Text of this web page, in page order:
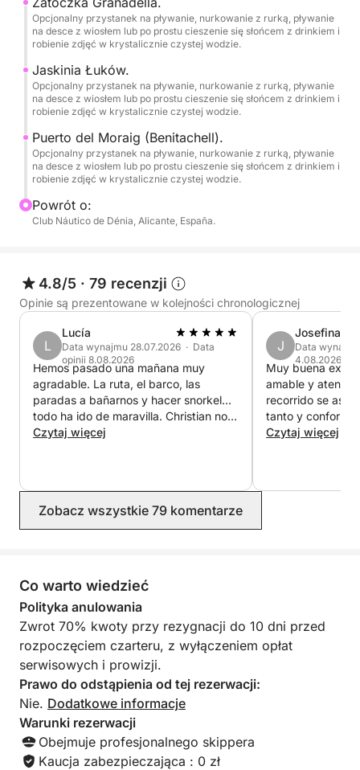
Opcjonalny przystanek na pływanie, nurkowanie z rurką, pływanie
na desce z wiosłem lub po prostu cieszenie się słońcem z drinkiem i
robienie zdjęć w krystalicznie czystej wodzie.
Jaskinia Łuków.
Opcjonalny przystanek na pływanie, nurkowanie z rurką, pływanie
na desce z wiosłem lub po prostu cieszenie się słońcem z drinkiem i
robienie zdjęć w krystalicznie czystej wodzie.
Puerto del Moraig (Benitachell).
Opcjonalny przystanek na pływanie, nurkowanie z rurką, pływanie
na desce z wiosłem lub po prostu cieszenie się słońcem z drinkiem i
robienie zdjęć w krystalicznie czystej wodzie.
Powrót o:
Club Náutico de Dénia, Alicante, España.
4.8/5 · 79 recenzji
Opinie są prezentowane w kolejności chronologicznej
L
Lucía
Data wynajmu 28.07.2026 · Data
opinii 8.08.2026
Hemos pasado una mañana muy
agradable. La ruta, el barco, las
paradas a bañarnos y hacer snorkel...
todo ha ido de maravilla. Christian nos
ha explicado todo muy bien.
Czytaj więcej
J
Josefina
Data
4.08.2026
Muy buena
amable y atento.
recorrido se
tanto y
duda
Czytaj więcej
Zobacz wszystkie 79 komentarze
Co warto wiedzieć
Polityka anulowania
Zwrot 70% kwoty przy rezygnacji do 10 dni przed
rozpoczęciem czarteru, z wyłączeniem opłat
serwisowych i prowizji.
Prawo do odstąpienia od tej rezerwacji:
Nie. Dodatkowe informacje
Warunki rezerwacji
Obejmuje profesjonalnego skippera
Kaucja zabezpieczająca : 0 zł